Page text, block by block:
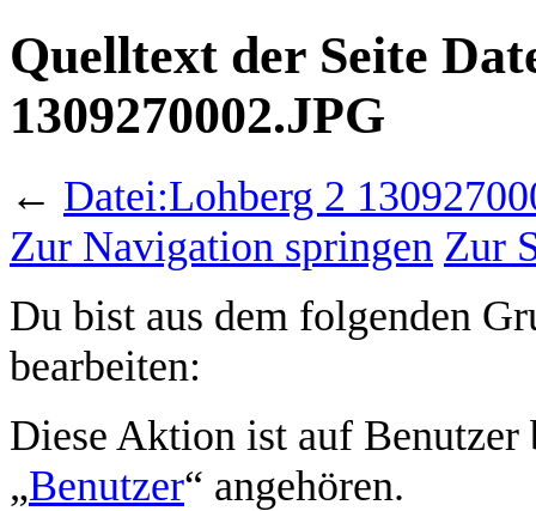
Quelltext der Seite
1309270002.JPG
← Datei:Lohberg 2
Zur Navigation springen Zur
Du bist aus dem folgenden
bearbeiten:
Diese Aktion ist auf Benutzer
„Benutzer“ angehören.